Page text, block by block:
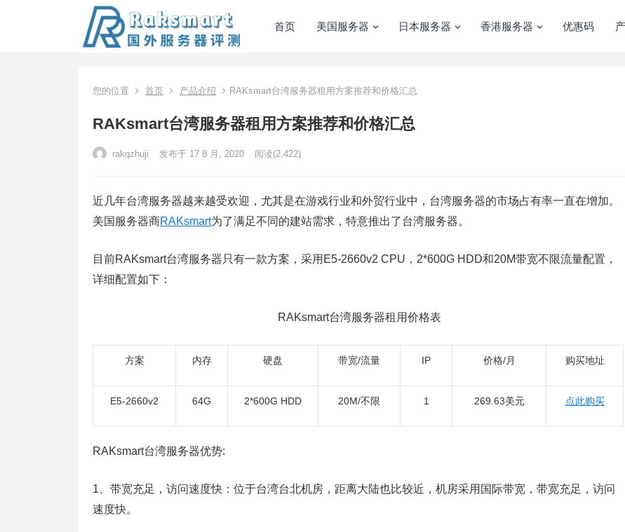
首页 美国服务器 日本服务器 香港服务器 优惠码
您的位置 首页 产品介绍 RAKsmart台湾服务器租用方案推荐和价格汇总
RAKsmart台湾服务器租用方案推荐和价格汇总
rakqzhuji 发布于 17 8 月, 2020 阅读(2,422)
近几年台湾服务器越来越受欢迎，尤其是在游戏行业和外贸行业中，台湾服务器的市场占有率一直在增加。
美国服务器商RAKsmart为了满足不同的建站需求，特意推出了台湾服务器。
目前RAKsmart台湾服务器只有一款方案，采用E5-2660v2 CPU，2*600G HDD和20M带宽不限流量配置，
详细配置如下：
RAKsmart台湾服务器租用价格表
方案 内存 硬盘 带宽/流量 IP 价格/月 购买地址
E5-2660v2 64G 2*600G HDD 20M/不限 1 269.63美元 点此购买
RAKsmart台湾服务器优势:
1、带宽充足，访问速度快：位于台湾台北机房，距离大陆也比较近，机房采用国际带宽，带宽充足，访问
速度快。